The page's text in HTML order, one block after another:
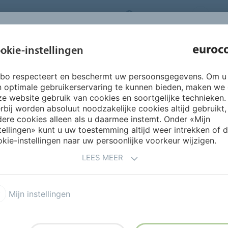
NEDERLANDS
OVER ONS PRODUCTEN
INSPIRATIE &
REFERENTIES
Vloeren projectinrichting
DOEN WE MET EUROCOL!’
van ICH B.V. in
elektromagnetische en
heb ik overgedaan aan
dit nieuwe pand, begin ik
maatwerkoplossingen
instellingen
respecteert en beschermt uw persoonsgegevens. Om u
optimale gebruikerservaring te kunnen bieden, maken we
website gebruik van cookies en soortgelijke technieken.
worden absoluut noodzakelijke cookies altijd gebruikt,
cookies alleen als u daarmee instemt. Onder «Mijn
kunt u uw toestemming altijd weer intrekken of
instellingen naar uw persoonlijke voorkeur wijzigen.
LEES MEER
Mijn instellingen